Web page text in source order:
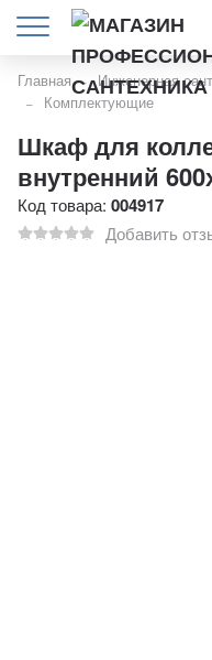
Главная Инженерная
Комплектующие
Шкаф для
внутренний
Код товара:004917
Добавить